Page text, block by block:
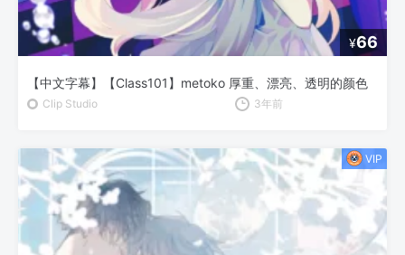
¥66
【中文字幕】【Class101】metoko 厚重、漂亮、透明的颜色
Clip Studio 3年前